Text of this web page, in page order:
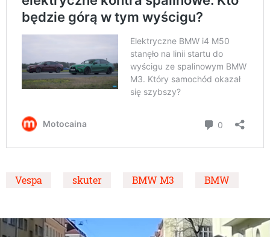
Vespa skuter BMW M3 BMW